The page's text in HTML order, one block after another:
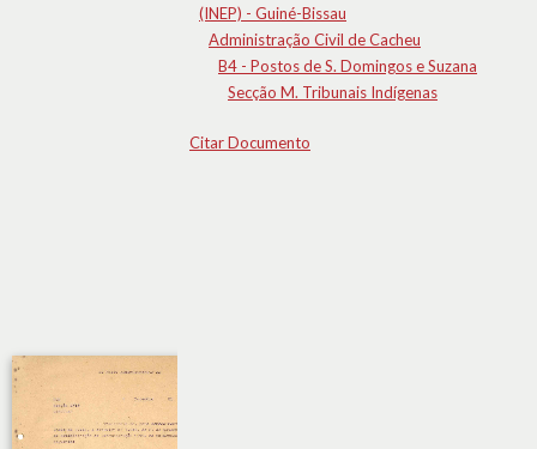
(INEP) - Guiné-Bissau
Administração Civil de Cacheu
B4 - Postos de S. Domingos e Suzana
Secção M. Tribunais Indígenas
Citar Documento